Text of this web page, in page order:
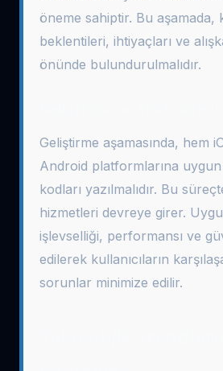
öneme sahiptir. Bu aşamada,
beklentileri, ihtiyaçları ve
önünde bulundurulmalıdır.
Geliştirme aşamasında, hem
Android platformlarına uygun
kodları yazılmalıdır. Bu
hizmetleri devreye girer.
işlevselliği, performansı ve
edilerek kullanıcıların
sorunlar minimize edilir.